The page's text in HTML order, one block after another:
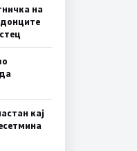
на
кај